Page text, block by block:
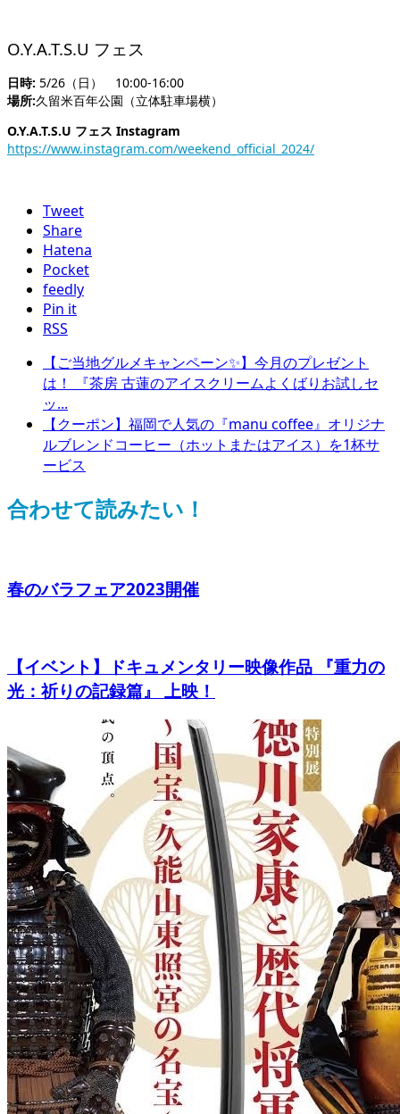
O.Y.A.T.S.U フェス
日時: 5/26（日） 10:00-16:00
場所:久留米百年公園（立体駐車場横）
O.Y.A.T.S.U フェス Instagram
https://www.instagram.com/weekend_official_2024/
Tweet
Share
Hatena
Pocket
feedly
Pin it
RSS
【ご当地グルメキャンペーン✨】今月のプレゼント
は！ 『茶房 古蓮のアイスクリームよくばりお試しセ
ッ...
【クーポン】福岡で人気の『manu coffee』オリジナ
ルブレンドコーヒー（ホットまたはアイス）を1杯サ
ービス
合わせて読みたい！
春のバラフェア2023開催
【イベント】ドキュメンタリー映像作品 『重力の
光：祈りの記録篇』 上映！